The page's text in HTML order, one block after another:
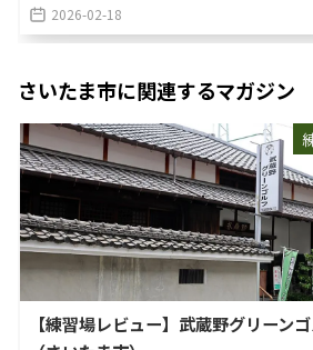
2026-02-18
さいたま市に関連するマガジン
【練習場レビュー】武蔵野グリーン